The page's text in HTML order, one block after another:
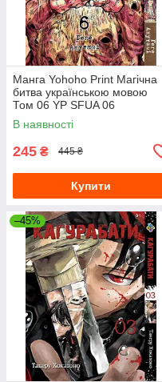
Манга Yohoho Print Магічна
битва українською мовою
Том 06 YP SFUA 06
В наявності
245 ₴ 445 ₴
Купити
–45%